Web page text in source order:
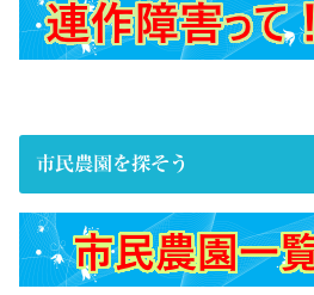
市民農園を探そう